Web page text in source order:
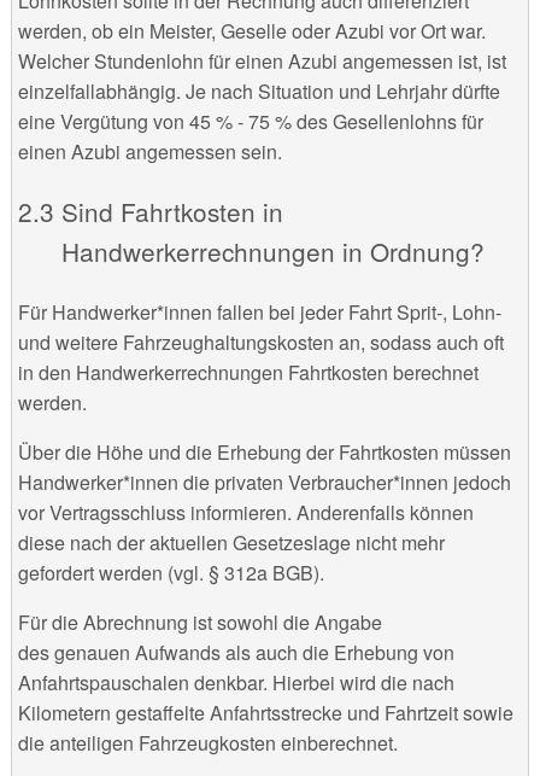
werden, ob ein Meister, Geselle oder Azubi vor Ort war.
Welcher Stundenlohn für einen Azubi angemessen ist, ist
einzelfallabhängig. Je nach Situation und Lehrjahr dürfte
eine Vergütung von 45 % - 75 % des Gesellenlohns für
einen Azubi angemessen sein.
Sind Fahrtkosten in
Handwerkerrechnungen in Ordnung?
Für Handwerker*innen fallen bei jeder Fahrt Sprit-, Lohn-
und weitere Fahrzeughaltungskosten an, sodass auch oft
in den Handwerkerrechnungen Fahrtkosten berechnet
werden.
Über die Höhe und die Erhebung der Fahrtkosten müssen
Handwerker*innen die privaten Verbraucher*innen jedoch
vor Vertragsschluss informieren. Anderenfalls können
diese nach der aktuellen Gesetzeslage nicht mehr
gefordert werden (vgl. § 312a BGB).
Für die Abrechnung ist sowohl die Angabe
des genauen Aufwands als auch die Erhebung von
Anfahrtspauschalen denkbar. Hierbei wird die nach
Kilometern gestaffelte Anfahrtsstrecke und Fahrtzeit sowie
die anteiligen Fahrzeugkosten einberechnet.